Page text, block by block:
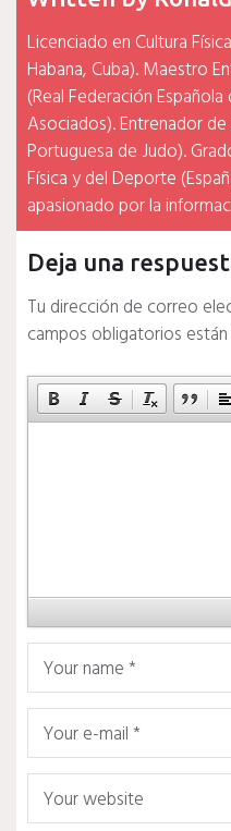
Licenciado en Cultura
Habana, Cuba). Maestro
(Real Federación
Asociados). Entrenador
Portuguesa de Judo).
Física y del Deporte
apasionado por la
Deja una
Tu dirección de correo
campos obligatorios